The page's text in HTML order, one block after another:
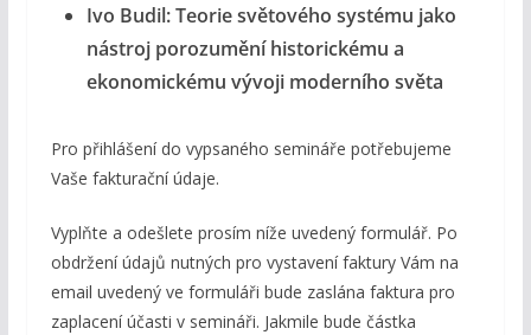
Ivo Budil: Teorie světového systému jako
nástroj porozumění historickému a
ekonomickému vývoji moderního světa
Pro přihlášení do vypsaného semináře potřebujeme
Vaše fakturační údaje.
Vyplňte a odešlete prosím níže uvedený formulář. Po
obdržení údajů nutných pro vystavení faktury Vám na
email uvedený ve formuláři bude zaslána faktura pro
zaplacení účasti v semináři. Jakmile bude částka